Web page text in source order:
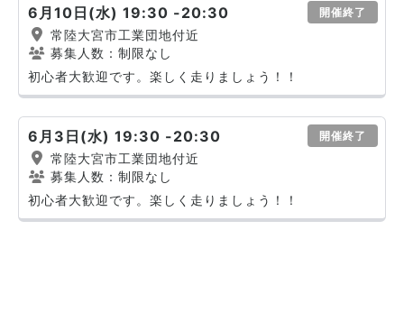
6月10日(水) 19:30 -20:30 開催終了
常陸大宮市工業団地付近
募集人数：制限なし
初心者大歓迎です。楽しく走りましょう！！
6月3日(水) 19:30 -20:30 開催終了
常陸大宮市工業団地付近
募集人数：制限なし
初心者大歓迎です。楽しく走りましょう！！